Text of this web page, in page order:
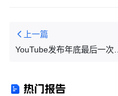
上一篇
YouTube发布年底最后一次更
热门报告